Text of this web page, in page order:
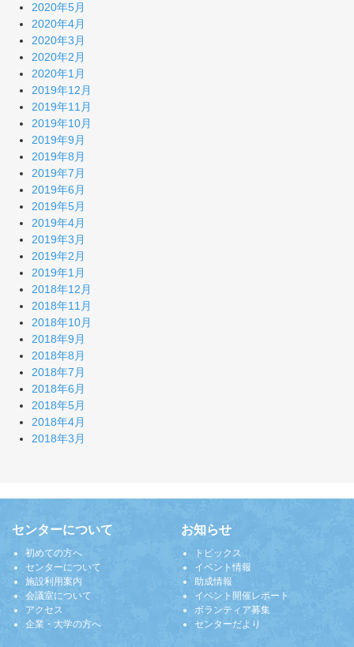
2020年5月
2020年4月
2020年3月
2020年2月
2020年1月
2019年12月
2019年11月
2019年10月
2019年9月
2019年8月
2019年7月
2019年6月
2019年5月
2019年4月
2019年3月
2019年2月
2019年1月
2018年12月
2018年11月
2018年10月
2018年9月
2018年8月
2018年7月
2018年6月
2018年5月
2018年4月
2018年3月
センターについて
初めての方へ
センターについて
施設利用案内
会議室について
アクセス
企業・大学の方へ
お知らせ
トピックス
イベント情報
助成情報
イベント開催レポート
ボランティア募集
センターだより